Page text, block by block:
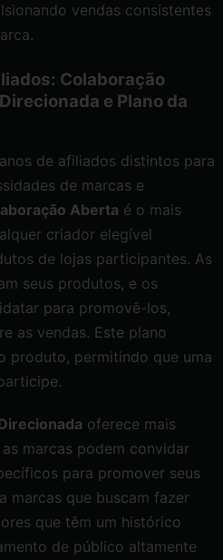
vendas consistentes
Colaboração
e Plano da
de afiliados distintos para
de marcas e
Aberta é o mais
criador elegível
de lojas participantes. As
seus produtos, e os
para promovê-los,
as vendas. Este plano
produto, permitindo que uma
oferece mais
marcas podem convidar
para promover seus
marcas que buscam fazer
que têm um histórico
de público altamente